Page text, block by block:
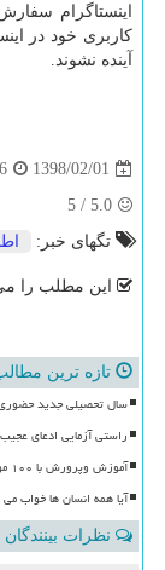
اینستاگرام
كاربری خود در
آینده نشوند.
1398/02/01
5.0
/
5
تگهای خبر:
این مطلب را
تازه ترین
سال تحصیلی جدید
راستی آزمایی ادعای
آموزش وپرورش با ۱۰۰ موکب، آماده خدمت به زوار اربعین شد
آیا همه انسان ها خواب می
نظرات